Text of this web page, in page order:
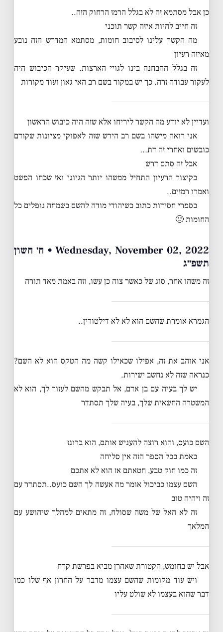
כן אבל מסתמא זה לא בגלל הרמז הרחוק הזה..
זה חייב להיות איזה קשר תוכני
מה הקשר עלינו לסיבוב חומות, מסתמא המדרש הזה נובע
מאיזה רעיון
זה בגלל ההבחנה בינו לגויי הארצות. שעיקר הכיבוש היה
לעקור עבודה זרה. כך יש במקור בשם רב האי גאון ועוד מקורות
ועדיין לא יודע מה הקשר ליריחו אלא שזה היה כיבוש הראשון
אני רואה מישהו בשם רב הירש שזה לאפוקי מציונות שקודם
כובשים ואחרי זה דת…
אבל זה סתם דרש
בקיצור הרעיון התחיל ממשהו יותר הגיוני ואז שכחו הפשט
ואמרו רמזים..
בספרי חסידות כתוב כשיהודי מודה להשם בשמחה נופלים כל
החומות 🙂
Wednesday, November 02, 2022 • ח׳ חשון
תשפ״ג
זה משהו אחר, סוג של כאשר צוה כן עשו, וזה באמת מאד תורה
הגמרא אומרת שהשם הוא לא לא דילטורין..
אני אוהב את זה, אפילו שכאילו קשה מה הטקס הוא לא השם?
כנראה שזה לא נחשב ישירות.
יש לך בעיה עם בן אדם, אל תבקש מהשם לעזור לך, הוא לא
המשטרה החשאית שלך, בעיה שלך תסתדר
השם כועס, והוא רוצה להעניש אותם, הוא ברוגז
באמת בכל הספר הזה אין סליחה
זה כמו חוק טבע, חטאתם אז הוא לא אתכם
השם עצמו כביכול אומר מה אעשה לך השם כועס..תסתדר עם
זה ויהיה טוב
זה לא האל של משה שסולח, זה מתאים למהלך שיהושע עם
המלאך
אבל יש בחומש, הקטורת שאהרן מביא בפרשת קרח
ויש עוד מקומות שהשם עצמו מדבר על החרון אף שלו כמו
דבר שהוא בעצמו לא שולט עליו